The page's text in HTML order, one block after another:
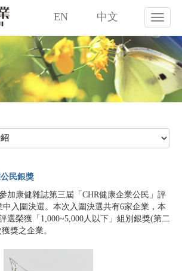
燁
輝
企
業
股
份
有
限
司
EN 中文
民銀獎
加康健雜誌第三屆「CHR健康企業公民」評
中入圍決選。本次入圍決選共有6家企業，本
選榮獲「1,000~5,000人以下」組別銀獎(第二
獎之企業。